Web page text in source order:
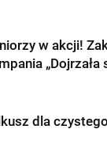
w akcji!
„Dojrzała
dla